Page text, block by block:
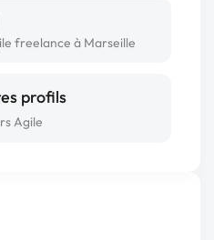
freelance à Marseille
profils
Agile